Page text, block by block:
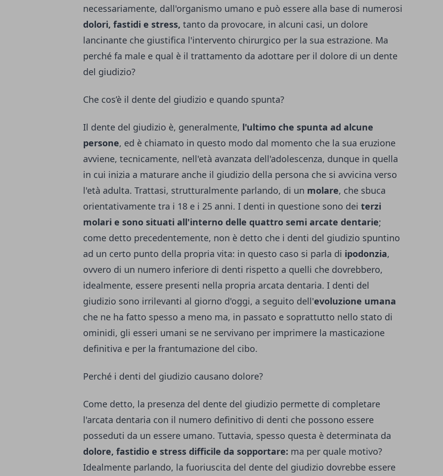
necessariamente, dall'organismo umano e può essere alla base di numerosi
dolori, fastidi e stress, tanto da provocare, in alcuni casi, un dolore
lancinante che giustifica l'intervento chirurgico per la sua estrazione. Ma
perché fa male e qual è il trattamento da adottare per il dolore di un dente
del giudizio?
Che cos’è il dente del giudizio e quando spunta?
Il dente del giudizio è, generalmente, l'ultimo che spunta ad alcune
persone, ed è chiamato in questo modo dal momento che la sua eruzione
avviene, tecnicamente, nell'età avanzata dell'adolescenza, dunque in quella
in cui inizia a maturare anche il giudizio della persona che si avvicina verso
l'età adulta. Trattasi, strutturalmente parlando, di un molare, che sbuca
orientativamente tra i 18 e i 25 anni. I denti in questione sono dei terzi
molari e sono situati all'interno delle quattro semi arcate dentarie;
come detto precedentemente, non è detto che i denti del giudizio spuntino
ad un certo punto della propria vita: in questo caso si parla di ipodonzia,
ovvero di un numero inferiore di denti rispetto a quelli che dovrebbero,
idealmente, essere presenti nella propria arcata dentaria. I denti del
giudizio sono irrilevanti al giorno d'oggi, a seguito dell'evoluzione umana
che ne ha fatto spesso a meno ma, in passato e soprattutto nello stato di
ominidi, gli esseri umani se ne servivano per imprimere la masticazione
definitiva e per la frantumazione del cibo.
Perché i denti del giudizio causano dolore?
Come detto, la presenza del dente del giudizio permette di completare
l'arcata dentaria con il numero definitivo di denti che possono essere
posseduti da un essere umano. Tuttavia, spesso questa è determinata da
dolore, fastidio e stress difficile da sopportare: ma per quale motivo?
Idealmente parlando, la fuoriuscita del dente del giudizio dovrebbe essere